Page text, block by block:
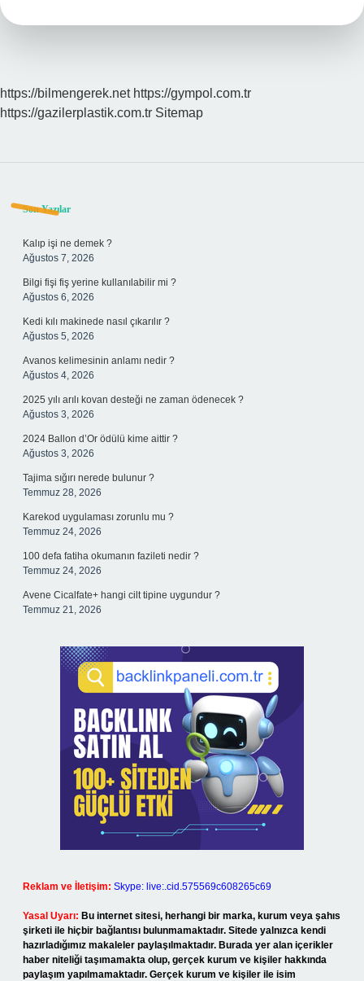
https://bilmengerek.net https://gympol.com.tr
https://gazilerplastik.com.tr Sitemap
Sidebar
Son Yazılar
Kalıp işi ne demek ?
Ağustos 7, 2026
Bilgi fişi fiş yerine kullanılabilir mi ?
Ağustos 6, 2026
Kedi kılı makinede nasıl çıkarılır ?
Ağustos 5, 2026
Avanos kelimesinin anlamı nedir ?
Ağustos 4, 2026
2025 yılı arılı kovan desteği ne zaman ödenecek ?
Ağustos 3, 2026
2024 Ballon d’Or ödülü kime aittir ?
Ağustos 3, 2026
Tajima sığırı nerede bulunur ?
Temmuz 28, 2026
Karekod uygulaması zorunlu mu ?
Temmuz 24, 2026
100 defa fatiha okumanın fazileti nedir ?
Temmuz 24, 2026
Avene Cicalfate+ hangi cilt tipine uygundur ?
Temmuz 21, 2026
Reklam ve İletişim: Skype: live:.cid.575569c608265c69
Yasal Uyarı: Bu internet sitesi, herhangi bir marka, kurum veya şahıs
şirketi ile hiçbir bağlantısı bulunmamaktadır. Sitede yalnızca kendi
hazırladığımız makaleler paylaşılmaktadır. Burada yer alan içerikler
haber niteliği taşımamakta olup, gerçek kurum ve kişiler hakkında
paylaşım yapılmamaktadır. Gerçek kurum ve kişiler ile isim